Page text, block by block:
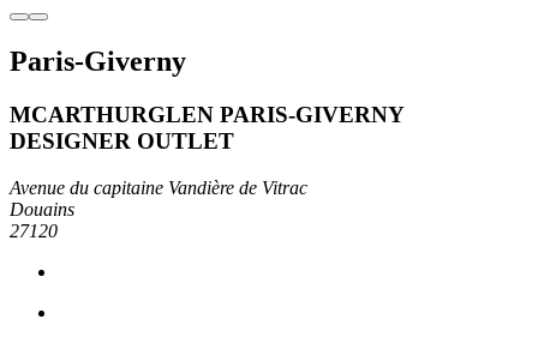
Paris-Giverny
MCARTHURGLEN PARIS-GIVERNY
DESIGNER OUTLET
Avenue du capitaine Vandière de Vitrac
Douains
27120